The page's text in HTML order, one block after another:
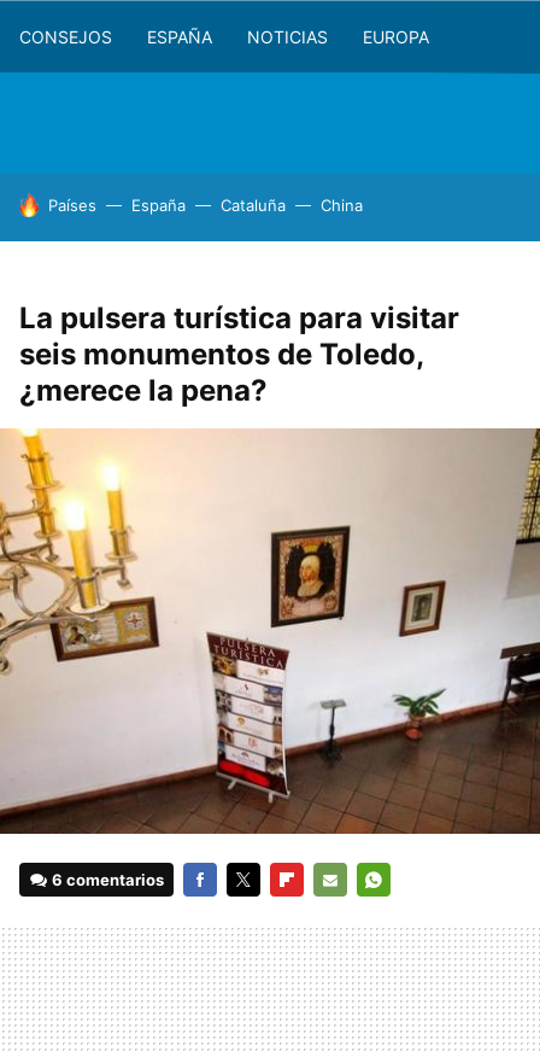
CONSEJOS ESPAÑA NOTICIAS EUROPA
HOY SE HABLA DE
Países España Cataluña China
La pulsera turística para visitar
seis monumentos de Toledo,
¿merece la pena?
6 comentarios
MAIL